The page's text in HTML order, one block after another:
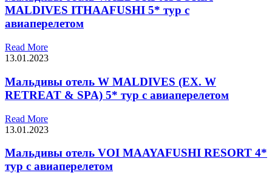
MALDIVES ITHAAFUSHI 5* тур с
авиаперелетом
Read More
13.01.2023
Мальдивы отель W MALDIVES (EX. W
RETREAT & SPA) 5* тур с авиаперелетом
Read More
13.01.2023
Мальдивы отель VOI MAAYAFUSHI RESORT 4*
тур с авиаперелетом